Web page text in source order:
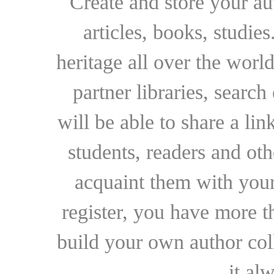
articles, books,
heritage all over the
partner libraries,
will be able to share a
students, readers and
acquaint them with
register, you have more
build your own author